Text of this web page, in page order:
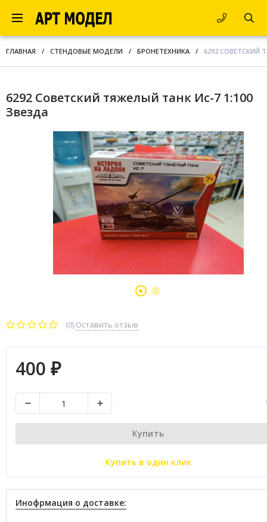
ГЛАВНАЯ / СТЕНДОВЫЕ МОДЕЛИ / БРОНЕТЕХНИКА / 6292 СОВЕТСКИЙ
6292 Советский тяжелый танк Ис-7 1:100
Звезда
(0) Оставить отзыв
400 ₽
Купить
Купить в один клик
Инофрмация о доставке: